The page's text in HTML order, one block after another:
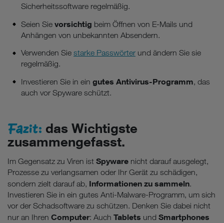
Sicherheitssoftware regelmäßig.
Seien Sie vorsichtig beim Öffnen von E-Mails und
Anhängen von unbekannten Absendern.
Verwenden Sie starke Passwörter und ändern Sie sie
regelmäßig.
Investieren Sie in ein gutes Antivirus-Programm, das
auch vor Spyware schützt.
Fazit: das Wichtigste
zusammengefasst.
Im Gegensatz zu Viren ist Spyware nicht darauf ausgelegt,
Prozesse zu verlangsamen oder Ihr Gerät zu schädigen,
sondern zielt darauf ab, Informationen zu sammeln.
Investieren Sie in ein gutes Anti-Malware-Programm, um sich
vor der Schadsoftware zu schützen. Denken Sie dabei nicht
nur an Ihren Computer: Auch Tablets und Smartphones